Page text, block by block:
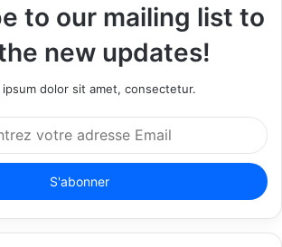
to our mailing list to
new updates!
ipsum dolor sit amet, consectetur.